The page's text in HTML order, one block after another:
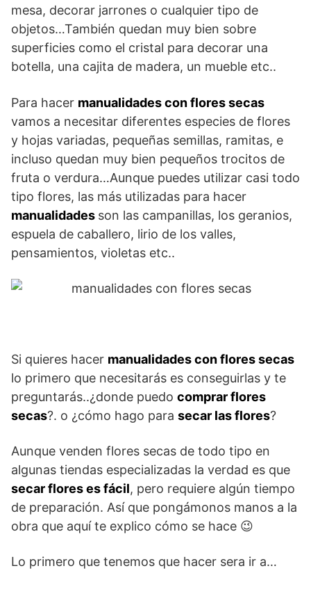
mesa, decorar jarrones o cualquier tipo de
objetos…También quedan muy bien sobre
superficies como el cristal para decorar una
botella, una cajita de madera, un mueble etc..
Para hacer manualidades con flores secas
vamos a necesitar diferentes especies de flores
y hojas variadas, pequeñas semillas, ramitas, e
incluso quedan muy bien pequeños trocitos de
fruta o verdura…Aunque puedes utilizar casi todo
tipo flores, las más utilizadas para hacer
manualidades son las campanillas, los geranios,
espuela de caballero, lirio de los valles,
pensamientos, violetas etc..
Si quieres hacer manualidades con flores secas
lo primero que necesitarás es conseguirlas y te
preguntarás..¿donde puedo comprar flores
secas?. o ¿cómo hago para secar las flores?
Aunque venden flores secas de todo tipo en
algunas tiendas especializadas la verdad es que
secar flores es fácil, pero requiere algún tiempo
de preparación. Así que pongámonos manos a la
obra que aquí te explico cómo se hace 😉
Lo primero que tenemos que hacer sera ir a…